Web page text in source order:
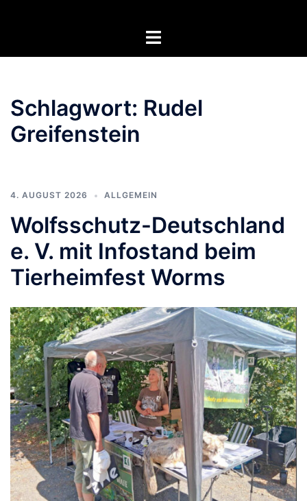
Menü
Schlagwort: Rudel
Greifenstein
4. AUGUST 2026 ALLGEMEIN
Wolfsschutz-Deutschland
e. V. mit Infostand beim
Tierheimfest Worms